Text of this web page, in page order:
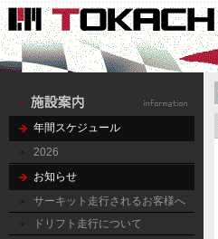
年間スケジュール
2026
お知らせ
サーキット走行されるお客様へ
ドリフト走行について